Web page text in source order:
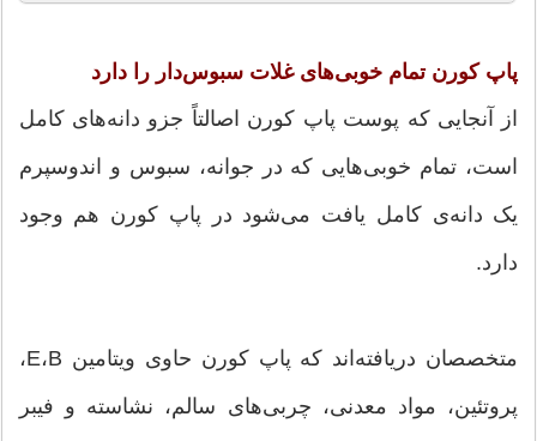
پاپ کورن تمام خوبی‌های غلات سبوس‌دار را دارد
از آنجایی که پوست پاپ کورن اصالتاً جزو دانه‌های کامل
است، تمام خوبی‌هایی که در جوانه، سبوس و اندوسپرم
یک دانه‌ی کامل یافت می‌شود در پاپ کورن هم وجود
دارد.
متخصصان دریافته‌اند که پاپ کورن حاوی ویتامین E،B،
پروتئین، مواد معدنی، چربی‌های سالم، نشاسته و فیبر